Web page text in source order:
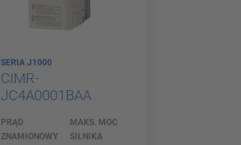
SERIA J1000
CIMR-
JC4A0001BAA
PRĄD
ZNAMIONOWY
MAKS. MOC
SILNIKA